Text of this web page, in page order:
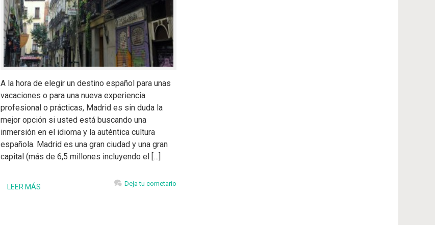
A la hora de elegir un destino español para unas
vacaciones o para una nueva experiencia
profesional o prácticas, Madrid es sin duda la
mejor opción si usted está buscando una
inmersión en el idioma y la auténtica cultura
española. Madrid es una gran ciudad y una gran
capital (más de 6,5 millones incluyendo el […]
LEER MÁS Deja tu cometario